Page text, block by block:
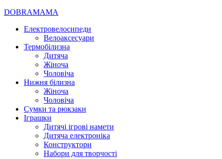
DOBRAMAMA
Електровелосипеди
Велоаксесуари
Термобілизна
Дитяча
Жіноча
Чоловіча
Нижня білизна
Жіноча
Чоловіча
Сумки та рюкзаки
Іграшки
Дитячі ігрові намети
Дитяча електроніка
Конструктори
Набори для творчості